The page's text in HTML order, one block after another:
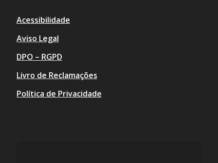
Acessibilidade
Aviso Legal
DPO – RGPD
Livro de Reclamações
Política de Privacidade